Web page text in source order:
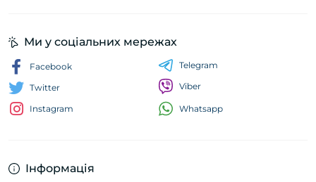
Інформація
Ми у соціальних мережах
Facebook
Twitter
Instagram
Telegram
Viber
Whatsapp